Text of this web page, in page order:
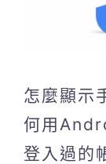
怎麼顯示
何用
登入過的